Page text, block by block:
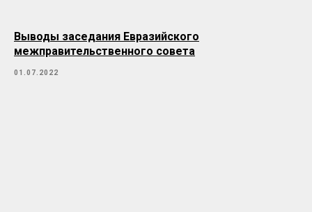
Выводы заседания Евразийского
межправительственного совета
01.07.2022